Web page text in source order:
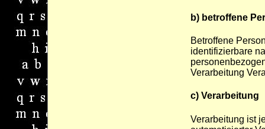
b) betroffene
Betroffene
identifizierbare
Verarbeitung
c) Verarbeitung
Verarbeitung ist